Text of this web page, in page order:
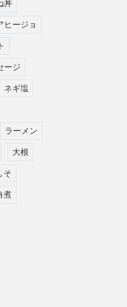
丼
ヒージョ
ージ
ネギ塩
ラーメン
大根
そ
煮